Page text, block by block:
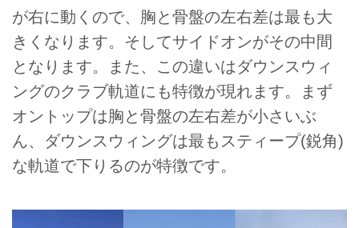
が右に動くので、胸と骨盤の左右差は最も大
きくなります。そしてサイドオンがその中間
となります。また、この違いはダウンスウィ
ングのクラブ軌道にも特徴が現れます。まず
オントップは胸と骨盤の左右差が小さいぶ
ん、ダウンスウィングは最もスティープ(鋭角)
な軌道で下りるのが特徴です。